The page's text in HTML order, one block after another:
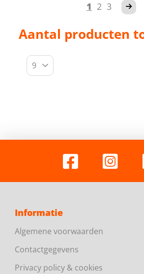
1 2 3
Aantal producten
Informatie
Algemene voorwaarden
Contactgegevens
Privacy policy & cookies